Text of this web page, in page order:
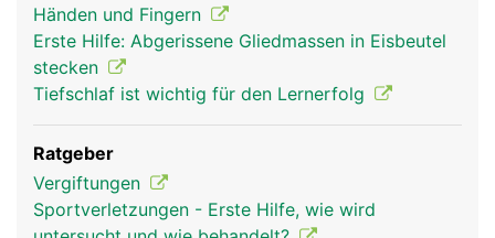
Händen und Fingern
Erste Hilfe: Abgerissene Gliedmassen in Eisbeutel
stecken
Tiefschlaf ist wichtig für den Lernerfolg
Ratgeber
Vergiftungen
Sportverletzungen - Erste Hilfe, wie wird